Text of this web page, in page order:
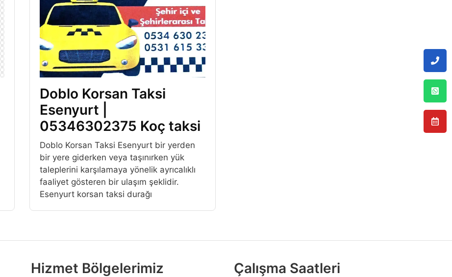
Doblo Korsan Taksi
Esenyurt |
05346302375 Koç taksi
Doblo Korsan Taksi Esenyurt bir yerden
bir yere giderken veya taşınırken yük
taleplerini karşılamaya yönelik ayrıcalıklı
faaliyet gösteren bir ulaşım şeklidir.
Esenyurt korsan taksi durağı
Hizmet Bölgelerimiz Çalışma Saatleri